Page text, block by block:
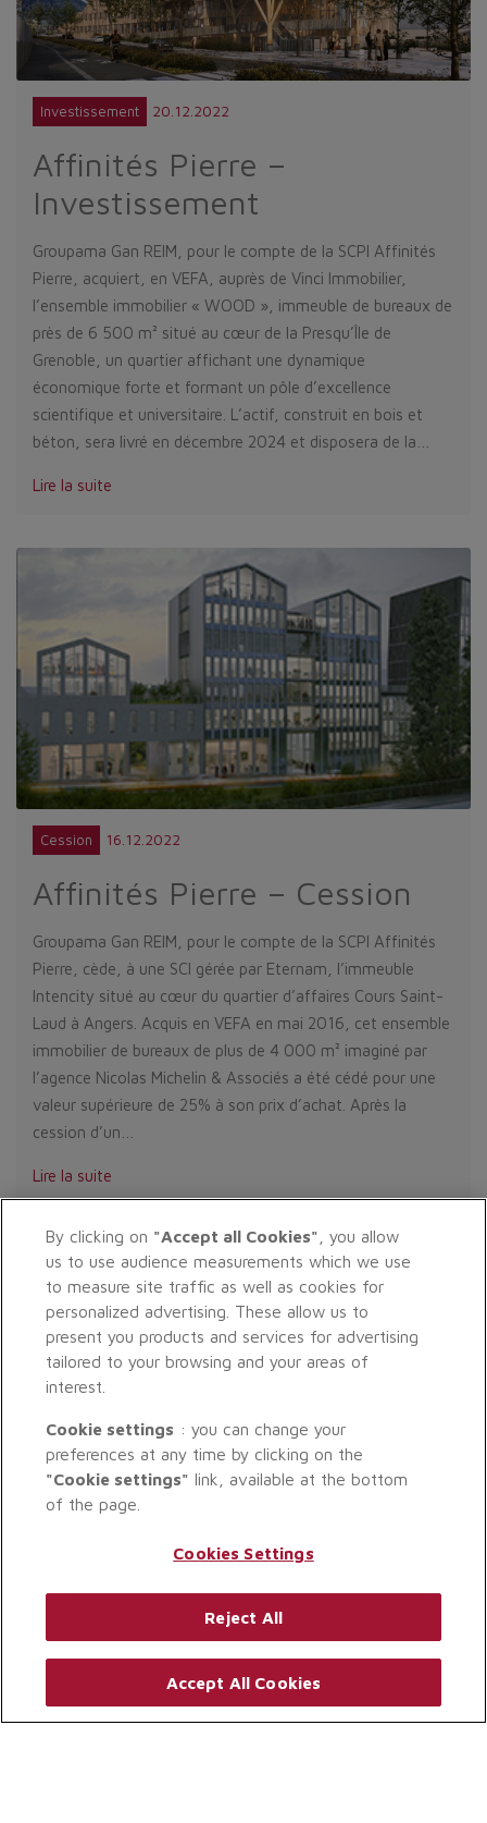
Investissement 20.12.2022
Affinités Pierre –
Investissement
Groupama Gan REIM, pour le compte de la SCPI Affinités
Pierre, acquiert, en VEFA, auprès de Vinci Immobilier,
l’ensemble immobilier « WOOD », immeuble de bureaux de
près de 6 500 m² situé au cœur de la Presqu’Île de
Grenoble, un quartier affichant une dynamique
économique forte et formant un pôle d’excellence
scientifique et universitaire. L’actif, construit en bois et
béton, sera livré en décembre 2024 et disposera de la…
Lire la suite
Cession 16.12.2022
Affinités Pierre – Cession
Groupama Gan REIM, pour le compte de la SCPI Affinités
Pierre, cède, à une SCI gérée par Eternam, l’immeuble
Intencity situé au cœur du quartier d’affaires Cours Saint-
Laud à Angers. Acquis en VEFA en mai 2016, cet ensemble
immobilier de bureaux de plus de 4 000 m² imaginé par
l’agence Nicolas Michelin & Associés a été cédé pour une
valeur supérieure de 25% à son prix d’achat. Après la
cession d’un…
Lire la suite
3 6 17
© GROUPAMA GAN REIM 2026. TOUS DROITS RÉSERVÉS.
By clicking on "Accept all Cookies" , you allow
us to use audience measurements which we use
to measure site traffic as well as cookies for
personalized advertising. These allow us to
present you products and services for advertising
tailored to your browsing and your areas of
interest.
Cookie settings : you can change your
preferences at any time by clicking on the
"Cookie settings" link, available at the bottom
of the page.
Cookies Settings
Reject All
Accept All Cookies